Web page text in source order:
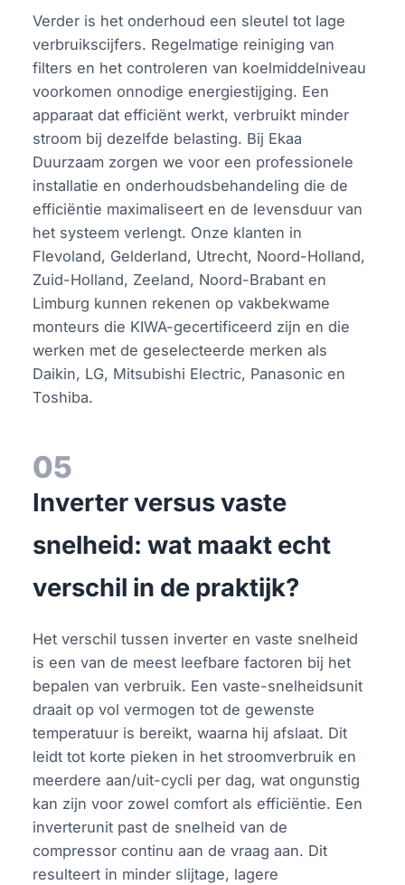
Verder is het onderhoud een sleutel tot lage
verbruikscijfers. Regelmatige reiniging van
filters en het controleren van koelmiddelniveau
voorkomen onnodige energiestijging. Een
apparaat dat efficiënt werkt, verbruikt minder
stroom bij dezelfde belasting. Bij Ekaa
Duurzaam zorgen we voor een professionele
installatie en onderhoudsbehandeling die de
efficiëntie maximaliseert en de levensduur van
het systeem verlengt. Onze klanten in
Flevoland, Gelderland, Utrecht, Noord-Holland,
Zuid-Holland, Zeeland, Noord-Brabant en
Limburg kunnen rekenen op vakbekwame
monteurs die KIWA-gecertificeerd zijn en die
werken met de geselecteerde merken als
Daikin, LG, Mitsubishi Electric, Panasonic en
Toshiba.
05
Inverter versus vaste
snelheid: wat maakt echt
verschil in de praktijk?
Het verschil tussen inverter en vaste snelheid
is een van de meest leefbare factoren bij het
bepalen van verbruik. Een vaste-snelheidsunit
draait op vol vermogen tot de gewenste
temperatuur is bereikt, waarna hij afslaat. Dit
leidt tot korte pieken in het stroomverbruik en
meerdere aan/uit-cycli per dag, wat ongunstig
kan zijn voor zowel comfort als efficiëntie. Een
inverterunit past de snelheid van de
compressor continu aan de vraag aan. Dit
resulteert in minder slijtage, lagere